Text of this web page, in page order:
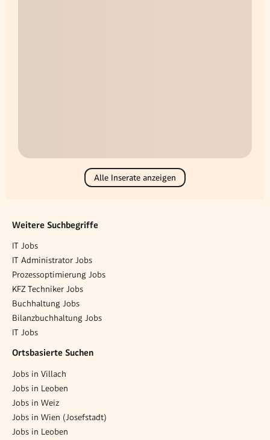
Alle Inserate anzeigen
Weitere Suchbegriffe
IT Jobs
IT Administrator Jobs
Prozessoptimierung Jobs
KFZ Techniker Jobs
Buchhaltung Jobs
Bilanzbuchhaltung Jobs
IT Jobs
Ortsbasierte Suchen
Jobs in Villach
Jobs in Leoben
Jobs in Weiz
Jobs in Wien (Josefstadt)
Jobs in Leoben